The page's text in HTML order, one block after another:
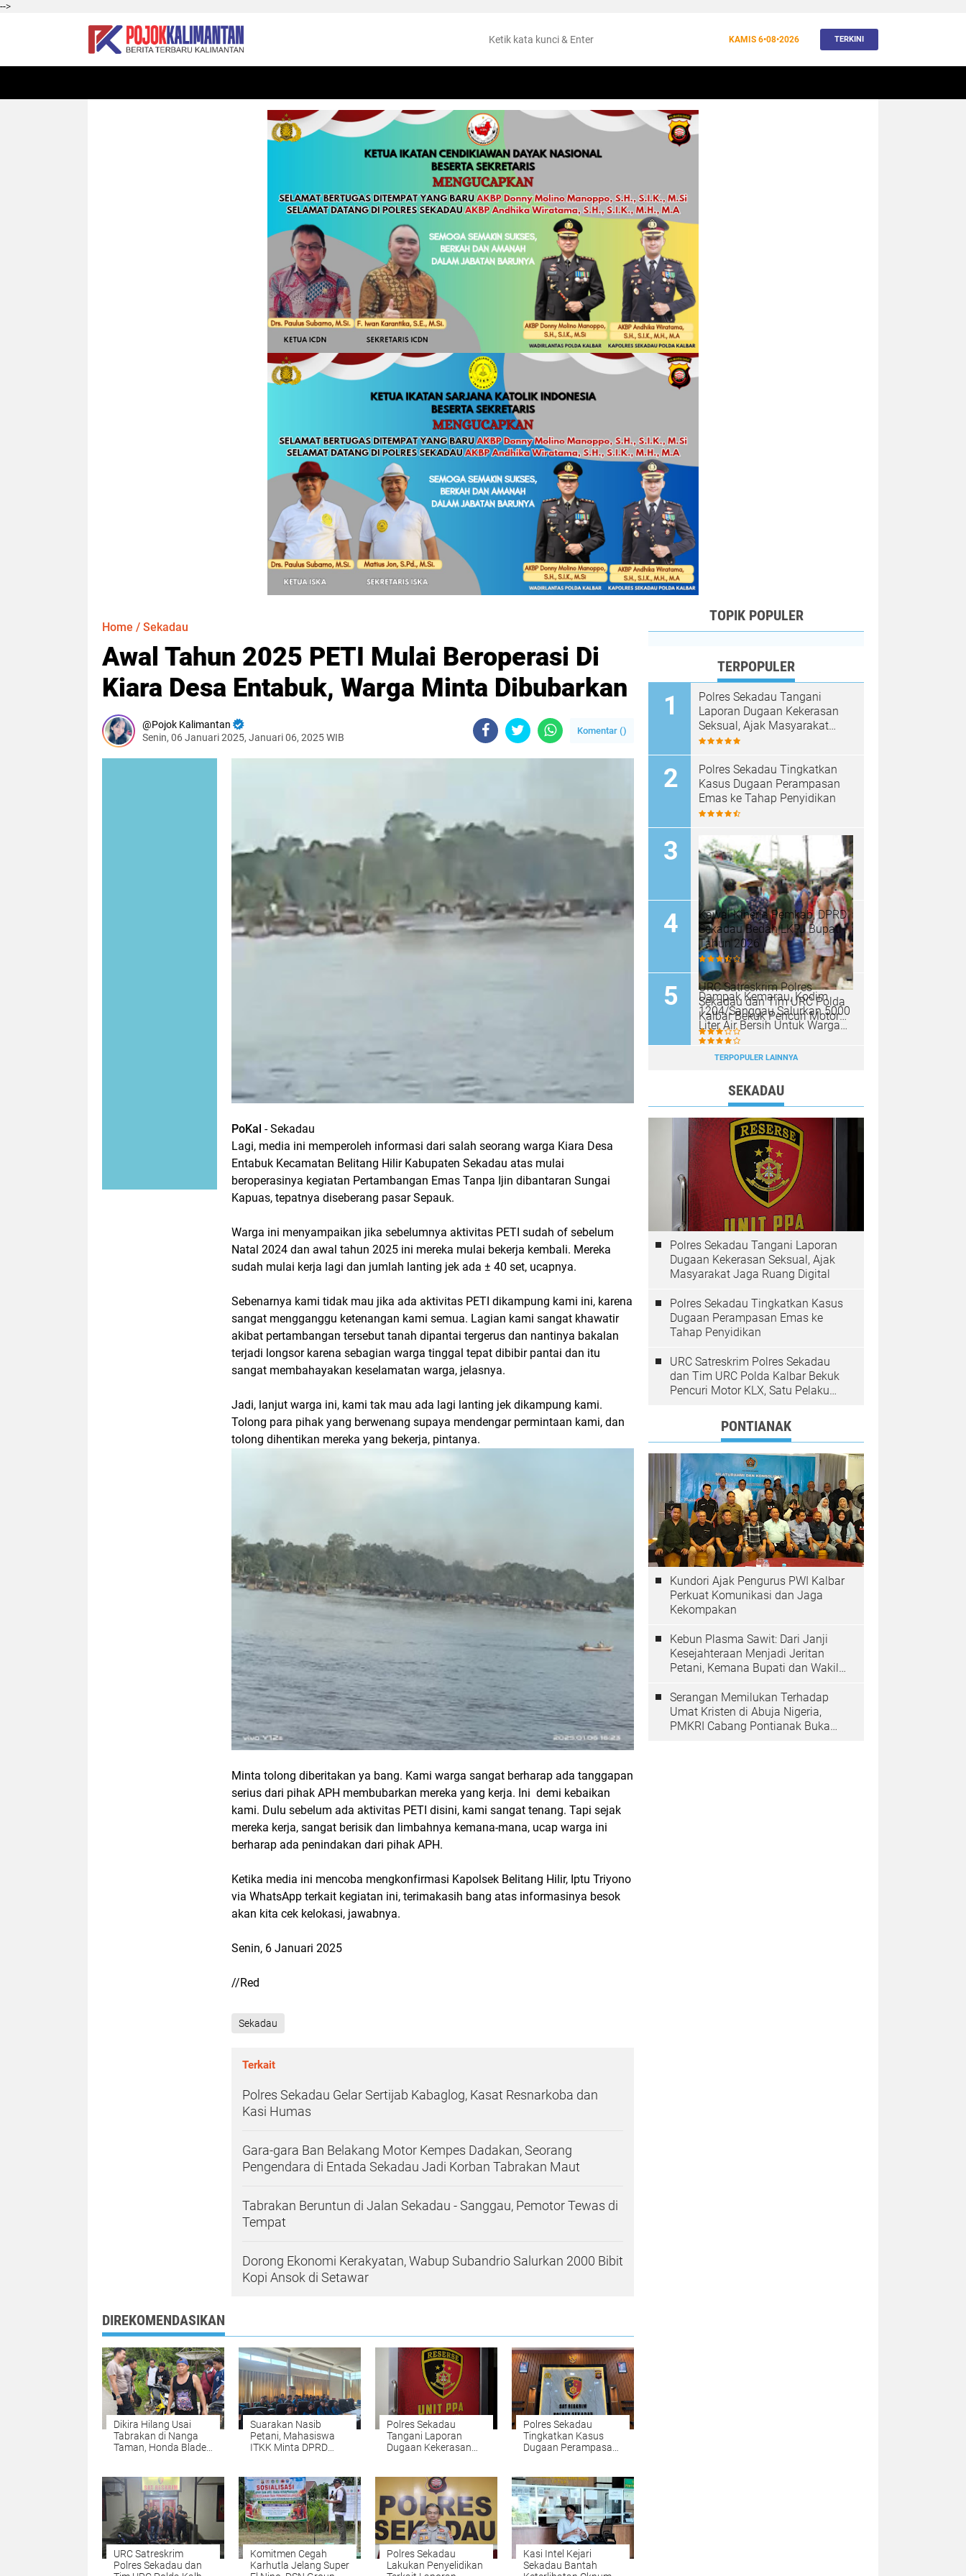
-->
KAMIS 6•08•2026 TERKINI
Home / Sekadau
Awal Tahun 2025 PETI Mulai Beroperasi Di
Kiara Desa Entabuk, Warga Minta Dibubarkan
Pojok Kalimantan
Senin, 06 Januari 2025, Januari 06, 2025 WIB
Komentar ()
PoKal - Sekadau
Lagi, media ini memperoleh informasi dari salah seorang warga Kiara Desa
Entabuk Kecamatan Belitang Hilir Kabupaten Sekadau atas mulai
beroperasinya kegiatan Pertambangan Emas Tanpa Ijin dibantaran Sungai
Kapuas, tepatnya diseberang pasar Sepauk.
Warga ini menyampaikan jika sebelumnya aktivitas PETI sudah of sebelum
Natal 2024 dan awal tahun 2025 ini mereka mulai bekerja kembali. Mereka
sudah mulai kerja lagi dan jumlah lanting jek ada ± 40 set, ucapnya.
Sebenarnya kami tidak mau jika ada aktivitas PETI dikampung kami ini, karena
sangat mengganggu ketenangan kami semua. Lagian kami sangat khawatir
akibat pertambangan tersebut tanah dipantai tergerus dan nantinya bakalan
terjadi longsor karena sebagian warga tinggal tepat dibibir pantai dan itu
sangat membahayakan keselamatan warga, jelasnya.
Jadi, lanjut warga ini, kami tak mau ada lagi lanting jek dikampung kami.
Tolong para pihak yang berwenang supaya mendengar permintaan kami, dan
tolong dihentikan mereka yang bekerja, pintanya.
Minta tolong diberitakan ya bang. Kami warga sangat berharap ada tanggapan
serius dari pihak APH membubarkan mereka yang kerja. Ini demi kebaikan
kami. Dulu sebelum ada aktivitas PETI disini, kami sangat tenang. Tapi sejak
mereka kerja, sangat berisik dan limbahnya kemana-mana, ucap warga ini
berharap ada penindakan dari pihak APH.
Ketika media ini mencoba mengkonfirmasi Kapolsek Belitang Hilir, Iptu Triyono
via WhatsApp terkait kegiatan ini, terimakasih bang atas informasinya besok
akan kita cek kelokasi, jawabnya.
Senin, 6 Januari 2025
//Red
Sekadau
Terkait
Polres Sekadau Gelar Sertijab Kabaglog, Kasat Resnarkoba dan
Kasi Humas
Gara-gara Ban Belakang Motor Kempes Dadakan, Seorang
Pengendara di Entada Sekadau Jadi Korban Tabrakan Maut
Tabrakan Beruntun di Jalan Sekadau - Sanggau, Pemotor Tewas di
Tempat
Dorong Ekonomi Kerakyatan, Wabup Subandrio Salurkan 2000 Bibit
Kopi Ansok di Setawar
DIREKOMENDASIKAN
Dikira Hilang Usai
Tabrakan di Nanga
Taman, Honda Blade
​Suarakan Nasib
Petani, Mahasiswa
ITKK Minta DPRD
Polres Sekadau
Tangani Laporan
Dugaan Kekerasan
Ruang Digital
Polres Sekadau
Tingkatkan Kasus
Dugaan Perampasan
URC Satreskrim
Polres Sekadau dan
Komitmen Cegah
Karhutla Jelang Super
Polres Sekadau
Lakukan Penyelidikan
​Kasi Intel Kejari
Sekadau Bantah
TOPIK POPULER
TERPOPULER
Polres Sekadau Tangani
Laporan Dugaan Kekerasan
Seksual, Ajak Masyarakat
Jaga Ruang Digital
Polres Sekadau Tingkatkan
Kasus Dugaan Perampasan
Emas ke Tahap Penyidikan
Dampak Kemarau, Kodim
1204/Sanggau Salurkan 5000
Liter Air Bersih Untuk Warga
Desa Entakai
Kawal Kinerja Pemkab, DPRD
Sekadau Bedah LKPJ Bupati
Tahun 2026
URC Satreskrim Polres
Sekadau dan Tim URC Polda
Kalbar Bekuk Pencuri Motor
KLX, Satu Pelaku Masih
Diburu
TERPOPULER LAINNYA
SEKADAU
Polres Sekadau Tangani Laporan
Dugaan Kekerasan Seksual, Ajak
Masyarakat Jaga Ruang Digital
Polres Sekadau Tingkatkan Kasus
Dugaan Perampasan Emas ke
Tahap Penyidikan
URC Satreskrim Polres Sekadau
dan Tim URC Polda Kalbar Bekuk
Pencuri Motor KLX, Satu Pelaku
PONTIANAK
Kundori Ajak Pengurus PWI Kalbar
Perkuat Komunikasi dan Jaga
Kekompakan
Kebun Plasma Sawit: Dari Janji
Kesejahteraan Menjadi Jeritan
Petani, Kemana Bupati dan Wakil
Serangan Memilukan Terhadap
Umat Kristen di Abuja Nigeria,
PMKRI Cabang Pontianak Buka